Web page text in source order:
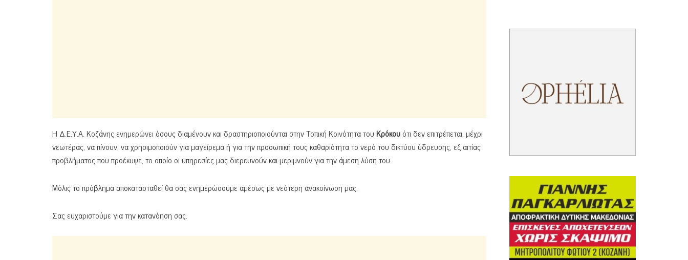
Η Δ.Ε.Υ.Α. Κοζάνης ενημερώνει όσους διαμένουν και δραστηριοποιούνται στην Τοπική Κοινότητα του Κρόκουότι δεν επιτρέπεται, μέχρι
νεωτέρας, να πίνουν, να χρησιμοποιούν για μαγείρεμα ή για την προσωπική τους καθαριότητα το νερό του δικτύου ύδρευσης, εξ αιτίας
προβλήματος που προέκυψε, το οποίο οι υπηρεσίες μας διερευνούν και μεριμνούν για την άμεση λύση του.
Μόλις το πρόβλημα αποκατασταθεί θα σας ενημερώσουμε αμέσως με νεότερη ανακοίνωση μας.
Σας ευχαριστούμε για την κατανόηση σας.